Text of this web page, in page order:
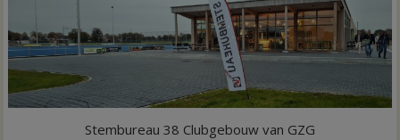
Stembureau 38 Clubgebouw van GZG